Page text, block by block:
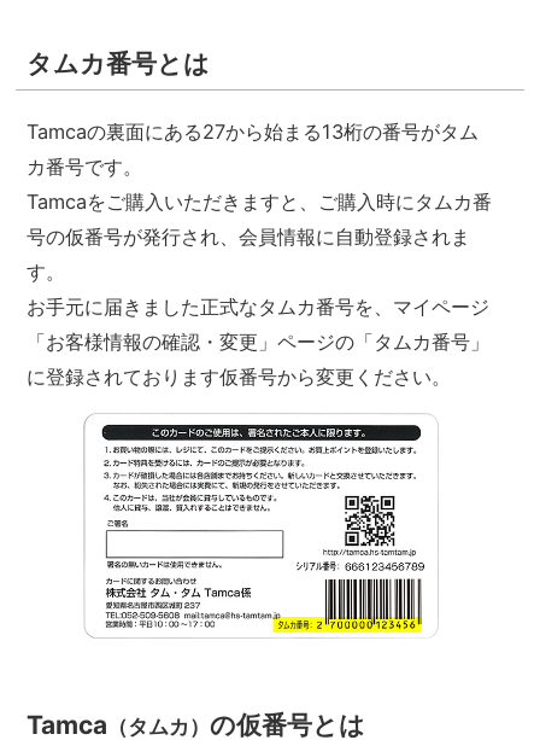
タムカ番号とは
Tamcaの裏面にある27から始まる13桁の番号がタム
カ番号です。
Tamcaをご購入いただきますと、ご購入時にタムカ番
号の仮番号が発行され、会員情報に自動登録されま
す。
お手元に届きました正式なタムカ番号を、マイページ
「お客様情報の確認・変更」ページの「タムカ番号」
に登録されております仮番号から変更ください。
Tamca （タムカ）の仮番号とは